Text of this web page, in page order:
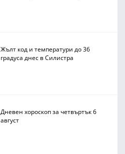
Жълт код и температури до 36
градуса днес в Силистра
Дневен хороскоп за четвъртък 6
август